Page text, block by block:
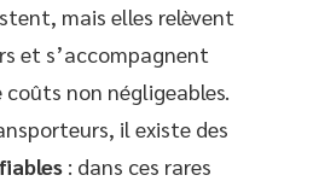
mais elles relèvent
et s’accompagnent
non négligeables.
il existe des
: dans ces rares